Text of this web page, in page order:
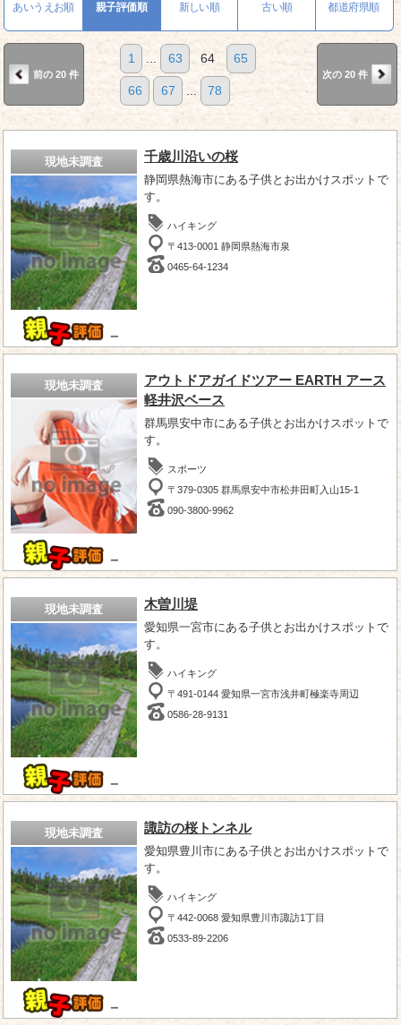
あいうえお順 親子評価順 新しい順 古い順 都道府県順
前の 20 件
1 ... 63 64 65
66 67 ... 78
次の 20 件
現地未調査
－
千歳川沿いの桜
静岡県熱海市にある子供とお出かけスポットで
す。
ハイキング
〒413-0001 静岡県熱海市泉
0465-64-1234
現地未調査
－
アウトドアガイドツアー EARTH アース
軽井沢ベース
群馬県安中市にある子供とお出かけスポットで
す。
スポーツ
〒379-0305 群馬県安中市松井田町入山15-1
090-3800-9962
現地未調査
－
木曽川堤
愛知県一宮市にある子供とお出かけスポットで
す。
ハイキング
〒491-0144 愛知県一宮市浅井町極楽寺周辺
0586-28-9131
現地未調査
－
諏訪の桜トンネル
愛知県豊川市にある子供とお出かけスポットで
す。
ハイキング
〒442-0068 愛知県豊川市諏訪1丁目
0533-89-2206